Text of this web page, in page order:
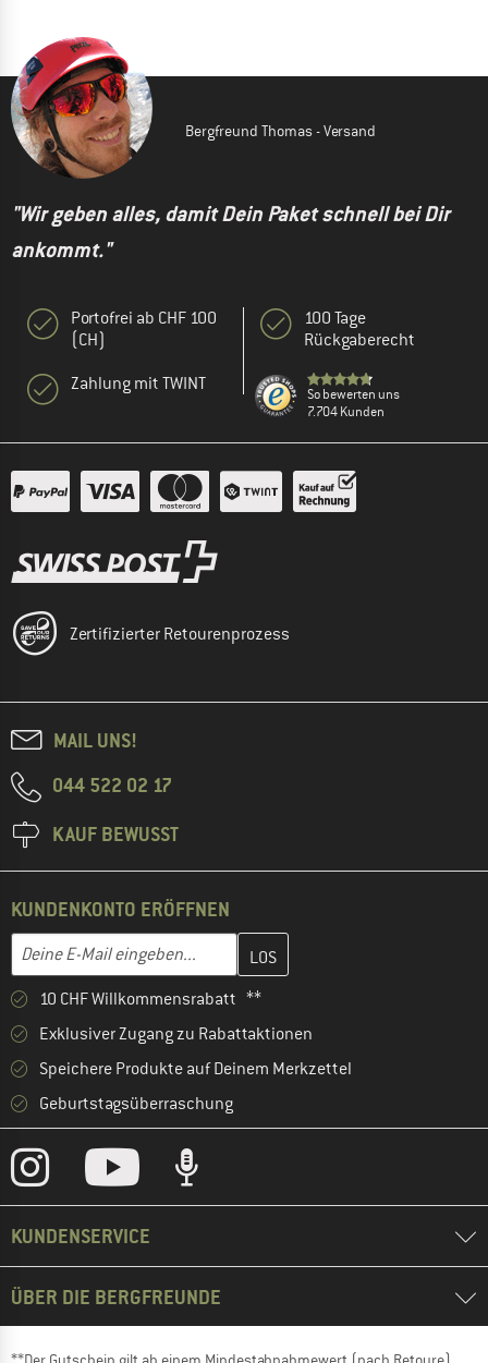
Bergfreund Thomas - Versand
"Wir geben alles, damit Dein Paket schnell bei Dir
ankommt."
Portofrei ab CHF 100
(CH)
Zahlung mit TWINT
100 Tage
Rückgaberecht
So bewerten uns
7.704 Kunden
Zertifizierter Retourenprozess
MAIL UNS!
044 522 02 17
KAUF BEWUSST
KUNDENKONTO ERÖFFNEN
E-Mail-Adresse
Gib hier deine E-Mail-Adresse ein und erstelle im nächsten
10 CHF Willkommensrabatt **
Exklusiver Zugang zu Rabattaktionen
Speichere Produkte auf Deinem Merkzettel
Geburtstagsüberraschung
KUNDENSERVICE
ÜBER DIE BERGFREUNDE